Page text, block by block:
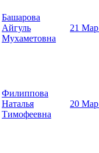
Башарова
Айгуль
Мухаметовна
21
Филиппова
Наталья
Тимофеевна
20